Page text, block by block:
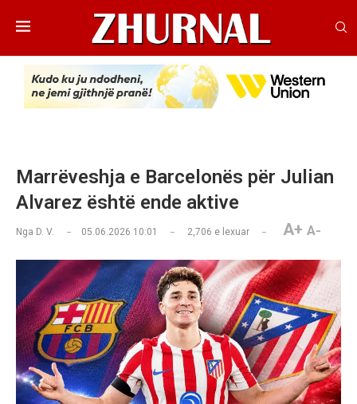
Marrëveshja e Barcelonës për Julian
Alvarez është ende aktive
Nga D. V. 05.06.2026 10:01 2,706 e lexuar A+ A-